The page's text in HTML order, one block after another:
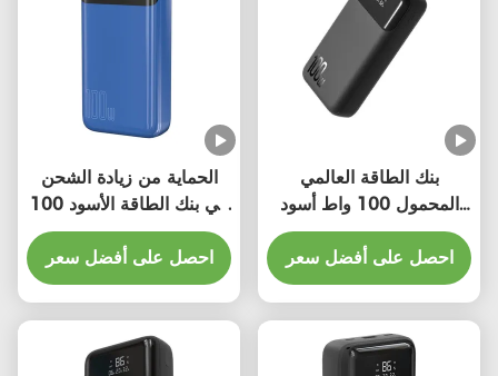
الحماية من زيادة الشحن
في بنك الطاقة الأسود 100
واط / الحماية من الدائرة
القصيرة
احصل على أفضل سعر
بنك الطاقة العالمي
المحمول 100 واط أسود
200000mAh
150*73*34.5mm
احصل على أفضل سعر